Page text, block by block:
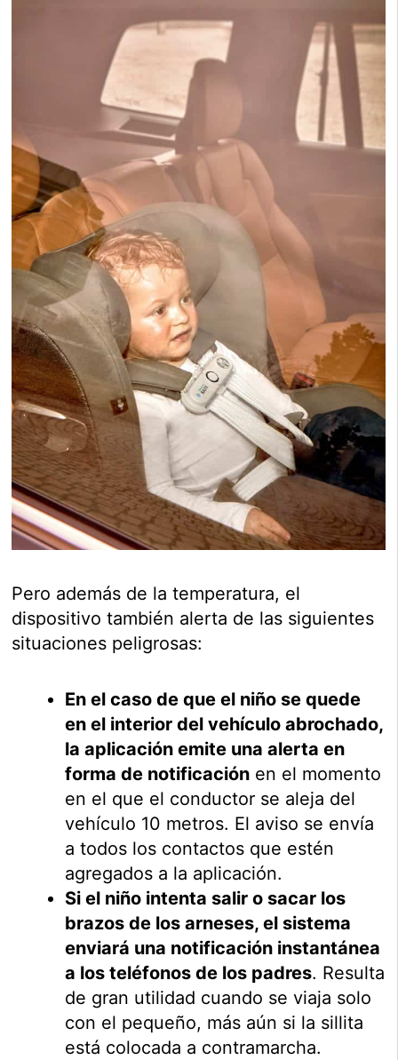
Pero además de la temperatura, el
dispositivo también alerta de las siguientes
situaciones peligrosas:
En el caso de que el niño se quede
en el interior del vehículo abrochado,
la aplicación emite una alerta en
forma de notificación en el momento
en el que el conductor se aleja del
vehículo 10 metros. El aviso se envía
a todos los contactos que estén
agregados a la aplicación.
Si el niño intenta salir o sacar los
brazos de los arneses, el sistema
enviará una notificación instantánea
a los teléfonos de los padres. Resulta
de gran utilidad cuando se viaja solo
con el pequeño, más aún si la sillita
está colocada a contramarcha.